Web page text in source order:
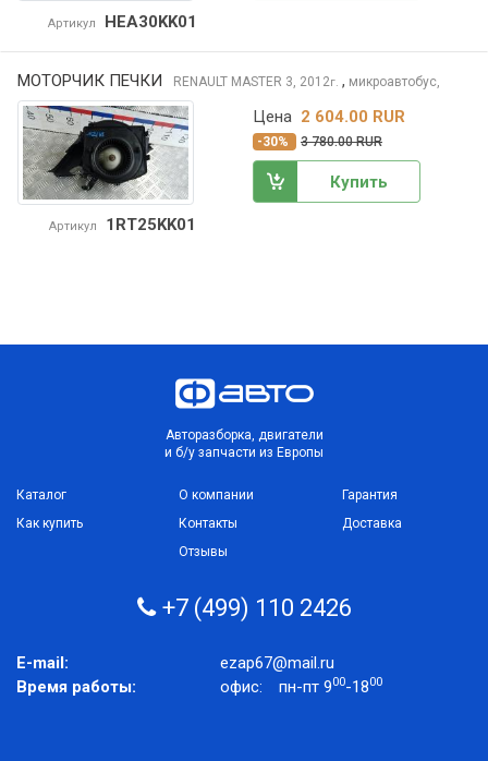
Артикул HEA30KK01
МОТОРЧИК ПЕЧКИ RENAULT MASTER 3, 2012г. , микроавтобус,
Артикул 1RT25KK01
Цена 2 604.00 RUR
-30% 3 780.00 RUR
Купить
Авторазборка, двигатели
и б/у запчасти из Европы
Каталог
Как купить
О компании
Контакты
Отзывы
Гарантия
Доставка
+7 (499) 110 2426
E-mail:
ezap67@mail.ru
Время работы:
офис: пн-пт 900-1800